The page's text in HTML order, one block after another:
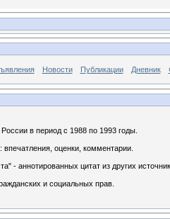
Новости Публикации Дневник
в период с 1988 по 1993 годы.
впечатления, оценки, комментарии.
- аннотированных цитат из других
и социальных прав.